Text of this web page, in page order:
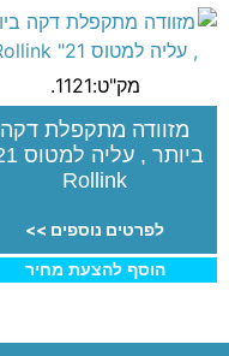
מק"ט:1121.
מזוודה מתקפלת דקה
Rollink
לפרטים נוספים >>
הוסף להצעת מחיר